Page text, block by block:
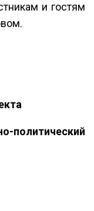
и гостям
политический